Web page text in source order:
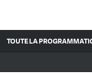
TOUTE LA